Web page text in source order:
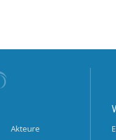
Akteure